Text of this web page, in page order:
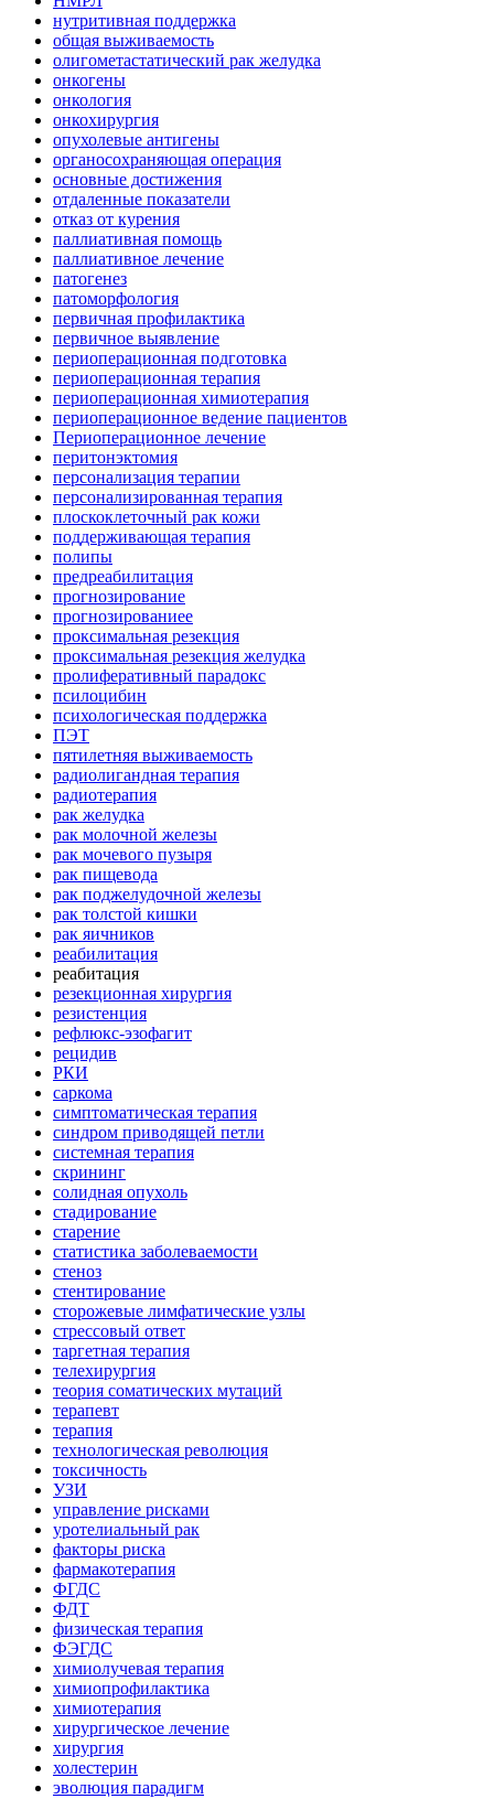
нутритивная поддержка
общая выживаемость
олигометастатический рак желудка
онкогены
онкология
онкохирургия
опухолевые антигены
органосохраняющая операция
основные достижения
отдаленные показатели
отказ от курения
паллиативная помощь
паллиативное лечение
патогенез
патоморфология
первичная профилактика
первичное выявление
периоперационная подготовка
периоперационная терапия
периоперационная химиотерапия
периоперационное ведение пациентов
Периоперационное лечение
перитонэктомия
персонализация терапии
персонализированная терапия
плоскоклеточный рак кожи
поддерживающая терапия
полипы
предреабилитация
прогнозирование
прогнозированиее
проксимальная резекция
проксимальная резекция желудка
пролиферативный парадокс
псилоцибин
психологическая поддержка
ПЭТ
пятилетняя выживаемость
радиолигандная терапия
радиотерапия
рак желудка
рак молочной железы
рак мочевого пузыря
рак пищевода
рак поджелудочной железы
рак толстой кишки
рак яичников
реабилитация
реабитация
резекционная хирургия
резистенция
рефлюкс-эзофагит
рецидив
РКИ
саркома
симптоматическая терапия
синдром приводящей петли
системная терапия
скрининг
солидная опухоль
стадирование
старение
статистика заболеваемости
стеноз
стентирование
сторожевые лимфатические узлы
стрессовый ответ
таргетная терапия
телехирургия
теория соматических мутаций
терапевт
терапия
технологическая революция
токсичность
УЗИ
управление рисками
уротелиальный рак
факторы риска
фармакотерапия
ФГДС
ФДТ
физическая терапия
ФЭГДС
химиолучевая терапия
химиопрофилактика
химиотерапия
хирургическое лечение
хирургия
холестерин
эволюция парадигм